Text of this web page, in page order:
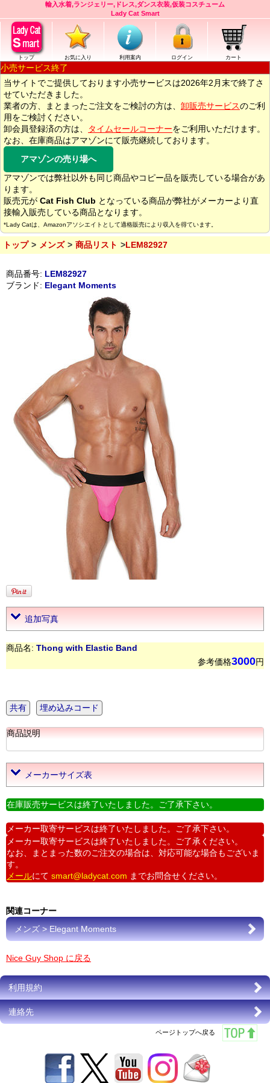
輸入水着,ランジェリー,ドレス,ダンス衣装,仮装コスチューム
Lady Cat Smart
トップ お気に入り 利用案内 ログイン カート
小売サービス終了
当サイトでご提供しております小売サービスは2026年2月末で終了さ
せていただきました。
業者の方、まとまったご注文をご検討の方は、 卸販売サービスのご利
用をご検討ください。
卸会員登録済の方は、
タイムセールコーナーをご利用いただけます。
なお、在庫商品はアマゾンにて販売継続しております。
アマゾンの売り場へ
アマゾンでは弊社以外も同じ商品やコピー品を販売している場合があ
ります。
販売元が Cat Fish Club となっている商品が弊社がメーカーより直
接輸入販売している商品となります。
*Lady Catは、Amazonアソシエイトとして適格販売により収入を得ています。
トップ メンズ 商品リスト LEM82927
商品番号: LEM82927
ブランド: Elegant Moments
追加写真
商品名: Thong with Elastic Band
参考価格3000円
共有 埋め込みコード
商品説明
メーカーサイズ表
在庫販売サービスは終了いたしました。ご了承下さい。
メーカー取寄サービスは終了いたしました。ご了承下さい。
メーカー取寄サービスは終了いたしました。ご了承ください。
なお、まとまった数のご注文の場合は、対応可能な場合もございま
す。
メールにて smart@ladycat.com までお問合せください。
関連コーナー
メンズ > Elegant Moments
Nice Guy Shop に戻る
利用規約
連絡先
ページトップへ戻る